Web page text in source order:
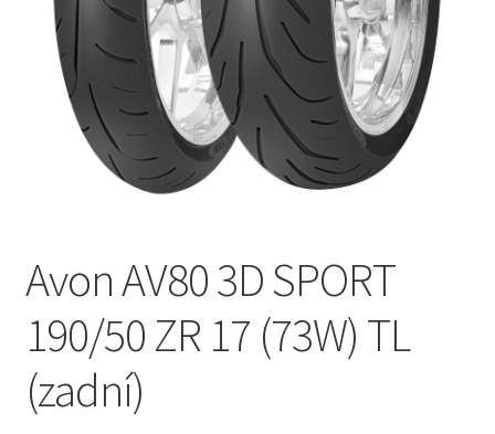
Avon AV80 3D SPORT
190/50 ZR 17 (73W) TL
(zadní)